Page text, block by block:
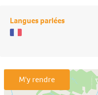
Langues parlées
M'y rendre